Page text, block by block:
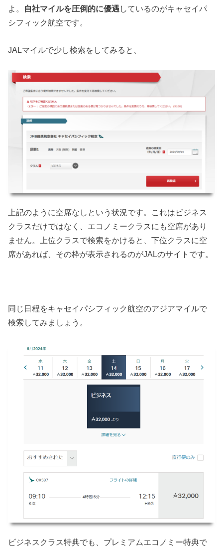
よ。 自社マイルを圧倒的に優遇 しているのがキャセイパ
シフィック航空です。
JALマイルで少し検索をしてみると、
上記のように空席なしという状況です。これはビジネス
クラスだけではなく、エコノミークラスにも空席があり
ません。上位クラスで検索をかけると、下位クラスに空
席があれば、その枠が表示されるのがJALのサイトです。
同じ日程をキャセイパシフィック航空のアジアマイルで
検索してみましょう。
ビジネスクラス特典でも、プレミアムエコノミー特典で